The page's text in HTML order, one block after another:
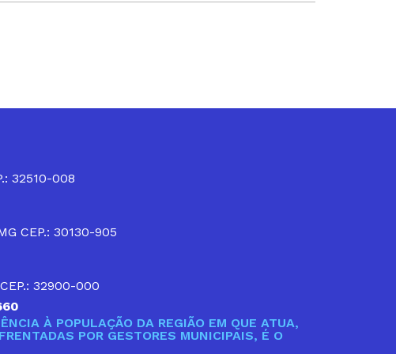
32510-008
CEP.: 30130-905
32900-000
À POPULAÇÃO DA REGIÃO EM QUE ATUA,
POR GESTORES MUNICIPAIS, É O